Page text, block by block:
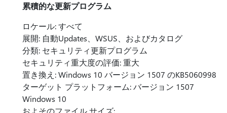
累積的な更新プログラム
ロケール: すべて
展開: 自動Updates、WSUS、およびカタログ
分類: セキュリティ更新プログラム
セキュリティ重大度の評価: 重大
置き換え: Windows 10 バージョン 1507 のKB5060998
ターゲット プラットフォーム: バージョン 1507
Windows 10
およそのファイル サイズ: